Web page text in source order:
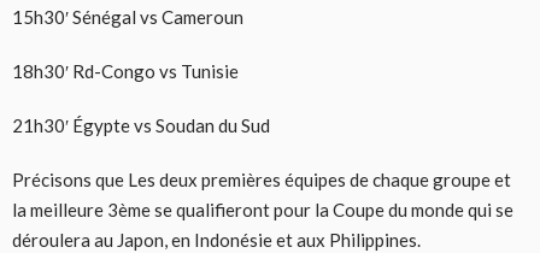
15h30′ Sénégal vs Cameroun
18h30′ Rd-Congo vs Tunisie
21h30′ Égypte vs Soudan du Sud
Précisons que Les deux premières équipes de chaque groupe et
la meilleure 3ème se qualifieront pour la Coupe du monde qui se
déroulera au Japon, en Indonésie et aux Philippines.